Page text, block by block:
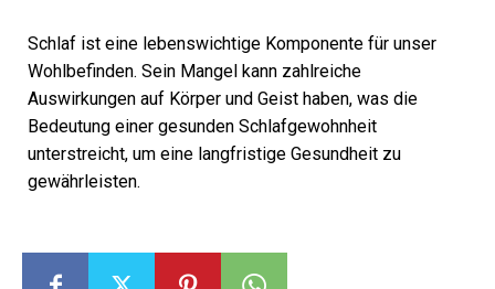
Schlaf ist eine lebenswichtige Komponente für unser
Wohlbefinden. Sein Mangel kann zahlreiche
Auswirkungen auf Körper und Geist haben, was die
Bedeutung einer gesunden Schlafgewohnheit
unterstreicht, um eine langfristige Gesundheit zu
gewährleisten.